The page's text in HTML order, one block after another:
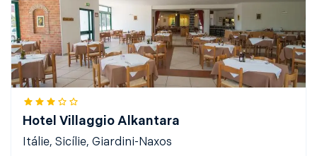
Hotel Villaggio Alkantara
Itálie, Sicílie, Giardini-Naxos